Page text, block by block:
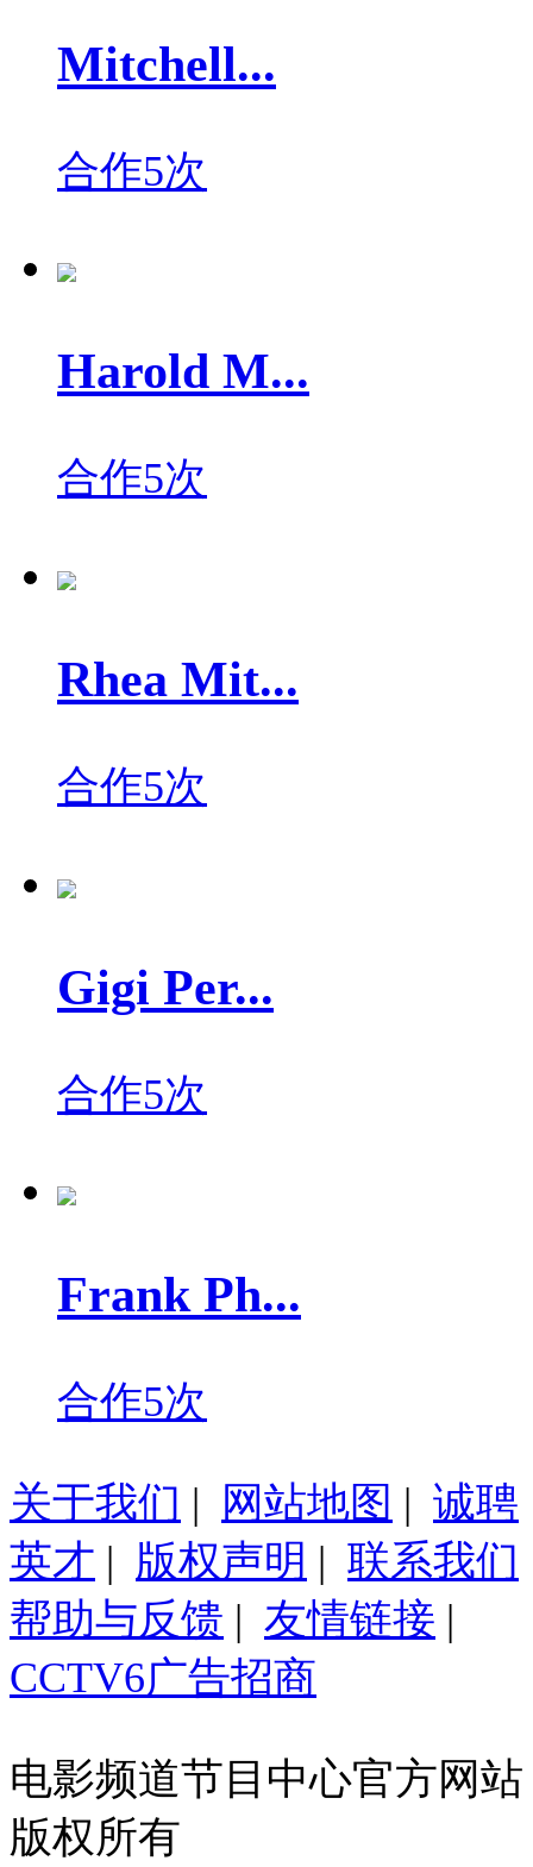
Mitchell...
合作5次
Harold M...
合作5次
Rhea Mit...
合作5次
Gigi Per...
合作5次
Frank Ph...
合作5次
关于我们 | 网站地图 | 诚聘
英才 | 版权声明 | 联系我们
帮助与反馈 | 友情链接 |
CCTV6广告招商
电影频道节目中心官方网站
版权所有